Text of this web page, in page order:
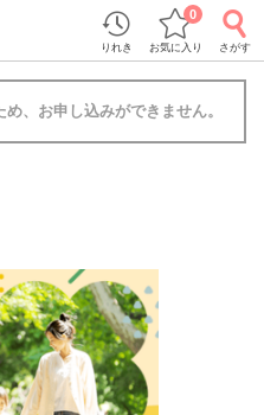
りれき お気に入り
0
さがす
、お申し込みができません。